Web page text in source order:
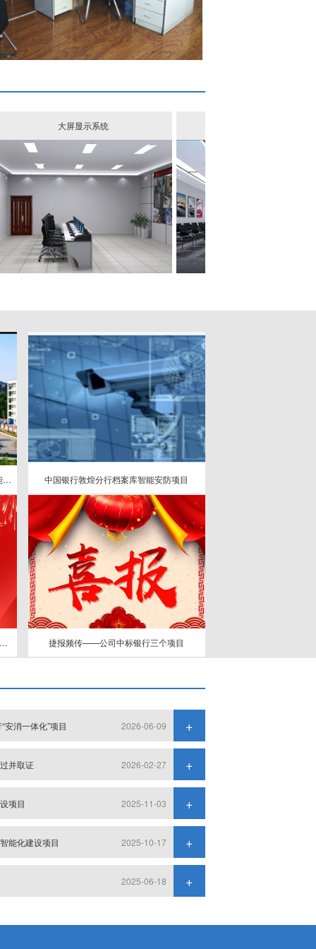
大屏显示系统
兰州资源环境职业技术学院新校区弱电智能化项目 中国银行敦煌分行档案库智能安防项目
公司中标兴业 银行“安消一体化”项目 捷报频传——公司中标银行三个项目
2026-06-09
消一体化”项目
2026-02-27
并取证
2025-11-03
项目
2025-10-17
能化建设项目
2025-06-18